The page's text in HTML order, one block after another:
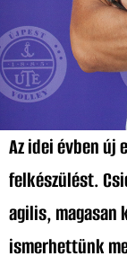
Az idei évben új
felkészülést.
agilis,
ismerhettünk